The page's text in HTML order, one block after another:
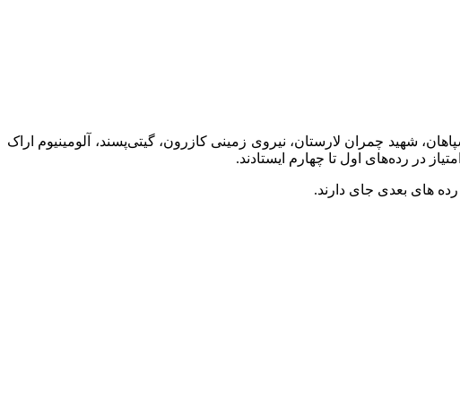
شهید چمران لارستان، نیروی زمینی کازرون، گیتی‌پسند، آلومینیوم اراک